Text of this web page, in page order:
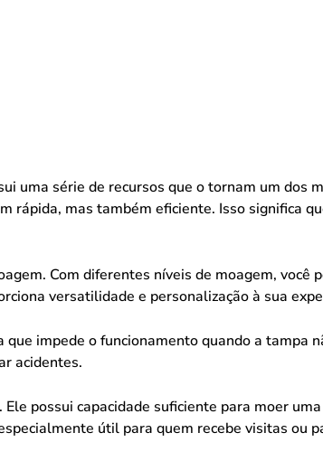
uma série de recursos que o tornam um dos
rápida, mas também eficiente. Isso significa
Com diferentes níveis de moagem, você
versatilidade e personalização à sua
impede o funcionamento quando a tampa
acidentes.
possui capacidade suficiente para moer
útil para quem recebe visitas ou